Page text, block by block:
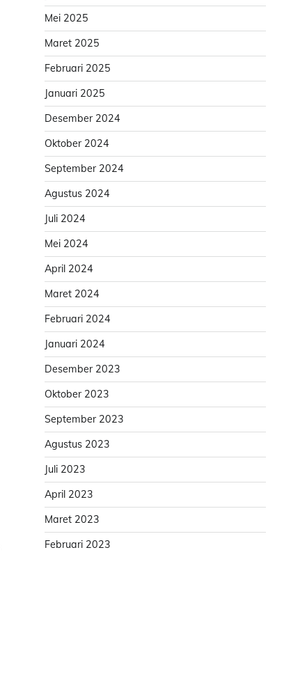
Mei 2025
Maret 2025
Februari 2025
Januari 2025
Desember 2024
Oktober 2024
September 2024
Agustus 2024
Juli 2024
Mei 2024
April 2024
Maret 2024
Februari 2024
Januari 2024
Desember 2023
Oktober 2023
September 2023
Agustus 2023
Juli 2023
April 2023
Maret 2023
Februari 2023